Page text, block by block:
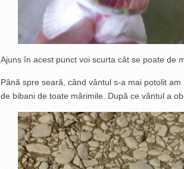
Ajuns în acest punct voi scurta cât se poate de
Până spre seară, când vântul s-a mai potolit
de bibani de toate mărimile. După ce vântul a